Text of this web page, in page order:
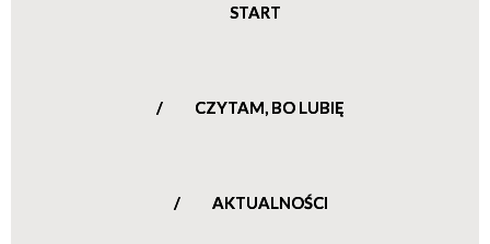
798 888
20:00
START
CZYTAM, BO LUBIĘ
AKTUALNOŚCI